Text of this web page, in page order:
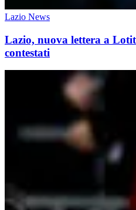
Lazio News
Lazio, nuova lettera a
contestati